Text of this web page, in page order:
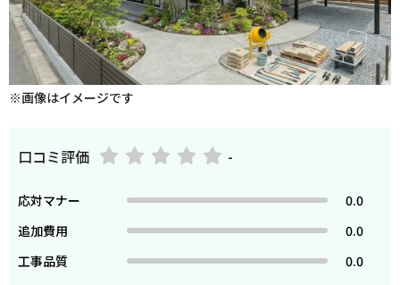
※画像はイメージです
口コミ評価 -
応対マナー
0.0
追加費用
0.0
工事品質
0.0